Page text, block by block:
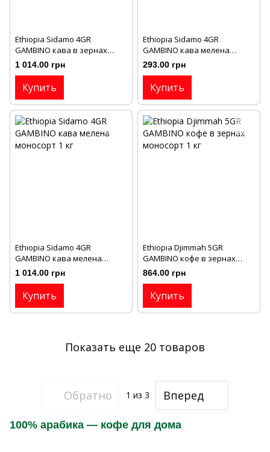
Ethiopia Sidamo 4GR
GAMBINO кава в зернах
моносорт 1 кг
1 014.00 грн
Купить
Ethiopia Sidamo 4GR
GAMBINO кава мелена
моносорт 0,25 кг
293.00 грн
Купить
Ethiopia Sidamo 4GR
GAMBINO кава мелена
моносорт 1 кг
1 014.00 грн
Купить
Ethiopia Djimmah 5GR
GAMBINO кофе в зернах
моносорт 1 кг
864.00 грн
Купить
Показать еще 20 товаров
Обратно 1 из 3 Вперед
100% арабика — кофе для дома